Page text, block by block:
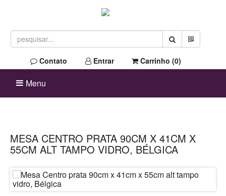
Contato Entrar Carrinho (0)
Menu
MESA CENTRO PRATA 90CM X 41CM X
55CM ALT TAMPO VIDRO, BÉLGICA